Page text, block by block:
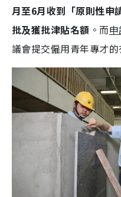
月至6月收到「原則性申
批及獲批津貼名額 。而
議會提交僱用青年專才